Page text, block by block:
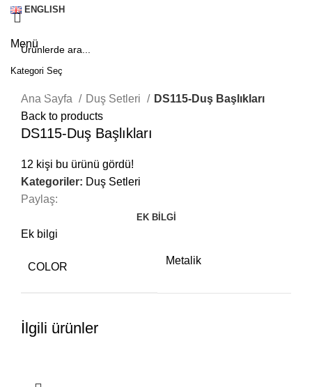
ENGLISH
Menü
Ana Sayfa
Duş Setleri
DS115-Duş Başlıkları
Back to products
DS115-Duş Başlıkları
12 kişi bu ürünü gördü!
Kategoriler: Duş Setleri
Paylaş:
EK BILGI
Ek bilgi
COLOR
Metalik
İlgili ürünler
Kategori Seç
SEARCH